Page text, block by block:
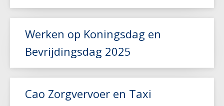
Lees meer
Werken op Koningsdag en
Bevrijdingsdag 2025
Cao Zorgvervoer en Taxi